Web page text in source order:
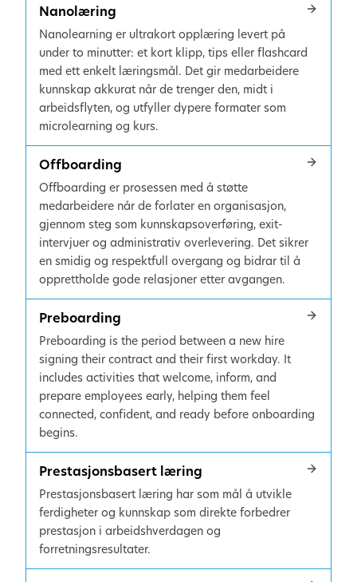
Nanolæring
Nanolearning er ultrakort opplæring levert på
under to minutter: et kort klipp, tips eller flashcard
med ett enkelt læringsmål. Det gir medarbeidere
kunnskap akkurat når de trenger den, midt i
arbeidsflyten, og utfyller dypere formater som
microlearning og kurs.
Offboarding
Offboarding er prosessen med å støtte
medarbeidere når de forlater en organisasjon,
gjennom steg som kunnskapsoverføring, exit-
intervjuer og administrativ overlevering. Det sikrer
en smidig og respektfull overgang og bidrar til å
opprettholde gode relasjoner etter avgangen.
Preboarding
Preboarding is the period between a new hire
signing their contract and their first workday. It
includes activities that welcome, inform, and
prepare employees early, helping them feel
connected, confident, and ready before onboarding
begins.
Prestasjonsbasert læring
Prestasjonsbasert læring har som mål å utvikle
ferdigheter og kunnskap som direkte forbedrer
prestasjon i arbeidshverdagen og
forretningsresultater.